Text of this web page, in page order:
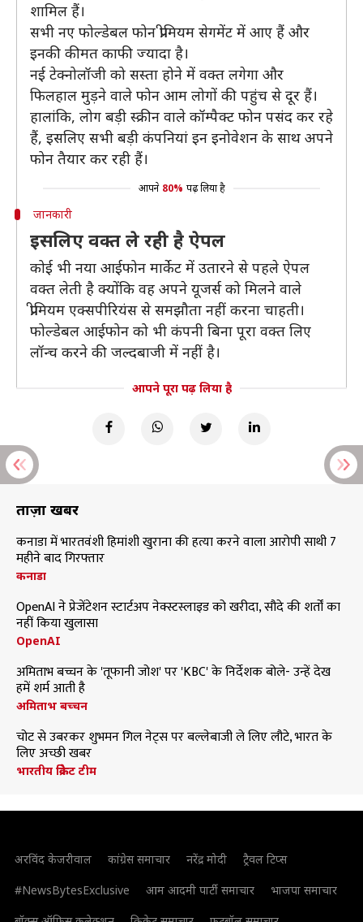
शामिल हैं।
सभी नए फोल्डेबल फोन प्रीमियम सेगमेंट में आए हैं और
इनकी कीमत काफी ज्यादा है।
नई टेक्नोलॉजी को सस्ता होने में वक्त लगेगा और
फिलहाल मुड़ने वाले फोन आम लोगों की पहुंच से दूर हैं।
हालांकि, लोग बड़ी स्क्रीन वाले कॉम्पैक्ट फोन पसंद कर रहे
हैं, इसलिए सभी बड़ी कंपनियां इन इनोवेशन के साथ अपने
फोन तैयार कर रही हैं।
आपने 80% पढ़ लिया है
जानकारी
इसलिए वक्त ले रही है ऐपल
कोई भी नया आईफोन मार्केट में उतारने से पहले ऐपल
वक्त लेती है क्योंकि वह अपने यूजर्स को मिलने वाले
प्रीमियम एक्सपीरियंस से समझौता नहीं करना चाहती।
फोल्डेबल आईफोन को भी कंपनी बिना पूरा वक्त लिए
लॉन्च करने की जल्दबाजी में नहीं है।
आपने पूरा पढ़ लिया है
ताज़ा खबरें
कनाडा में भारतवंशी हिमांशी खुराना की हत्या करने वाला आरोपी साथी 7
महीने बाद गिरफ्तार
कनाडा
OpenAI ने प्रेजेंटेशन स्टार्टअप नेक्स्टस्लाइड को खरीदा, सौदे की शर्तों का
नहीं किया खुलासा
OpenAI
अमिताभ बच्चन के 'तूफानी जोश' पर 'KBC' के निर्देशक बोले- उन्हें देख
हमें शर्म आती है
अमिताभ बच्चन
चोट से उबरकर शुभमन गिल नेट्स पर बल्लेबाजी ले लिए लौटे, भारत के
लिए अच्छी खबर
भारतीय क्रिकेट टीम
अरविंद केजरीवाल कांग्रेस समाचार नरेंद्र मोदी
ट्रैवल टिप्स
#NewsBytesExclusive
आम आदमी पार्टी समाचार
भाजपा समाचार